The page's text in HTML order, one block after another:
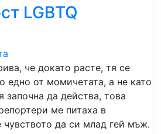
LGBTQ
че докато расте, тя се
едно от момичетата, а не като
започна да действа, това
ме питаха в
чувството да си млад гей мъж.